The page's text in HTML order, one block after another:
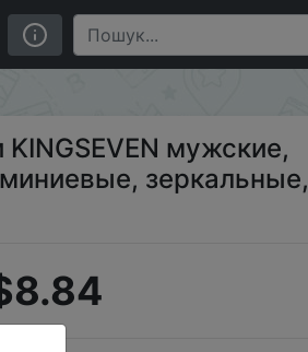
2020
мужские,
зеркальные,